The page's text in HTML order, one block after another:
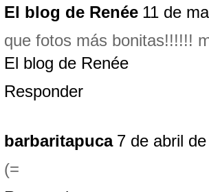
El blog de Renée 11 de
que fotos más bonitas!!!!!!
El blog de Renée
Responder
barbaritapuca 7 de abril
(=